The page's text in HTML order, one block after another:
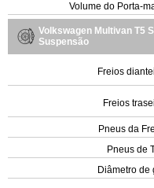
Volume do Porta-
Volkswagen Multivan T5
Suspensão
Freios
Freios
Pneus da
Pneus de
Diâmetro de